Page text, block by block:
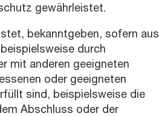
gewährleistet.
bekanntgeben, sofern aus
durch
mit anderen geeigneten
oder geeigneten
sind, beispielsweise die
Abschluss oder der